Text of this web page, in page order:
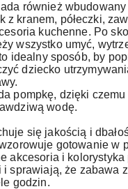
również wbudowany
z kranem, półeczki,
kuchenne. Po
wszystko umyć,
idealny sposób, by
dziecko
pompkę, dzięki czemu
wodę.
się jakością i
gotowanie w
akcesoria i kolorystyka
i sprawiają, że zabawa
godzin.